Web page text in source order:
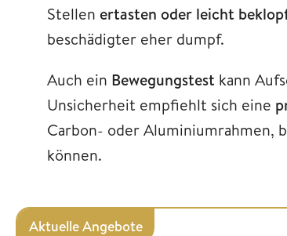
Stellen ertasten oder leicht
beschädigter eher dumpf.
Auch ein Bewegungstest kann
Unsicherheit empfiehlt sich eine
Carbon- oder Aluminiumrahmen,
können.
Aktuelle Angebote